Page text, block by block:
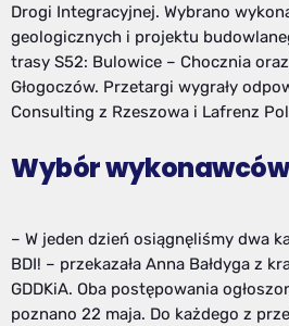
Drogi Integracyjnej. Wybrano
geologicznych i projektu
trasy S52: Bulowice – Chocznia
Głogoczów. Przetargi wygrały
Consulting z Rzeszowa i Lafrenz
Wybór wykonawców
– W jeden dzień osiągnęliśmy dwa
BDI! – przekazała Anna Bałdyga z
GDDKiA. Oba postępowania
poznano 22 maja. Do każdego z